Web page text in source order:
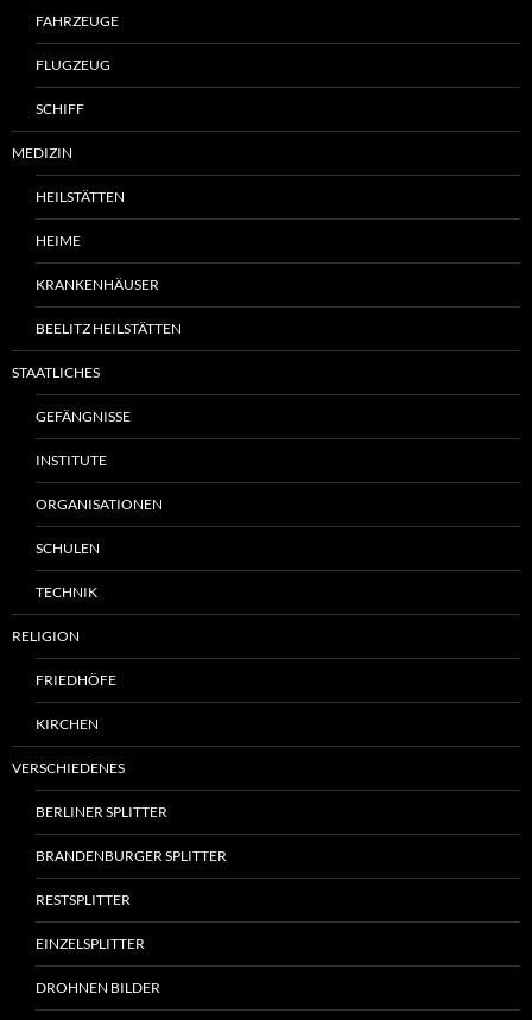
FAHRZEUGE
FLUGZEUG
SCHIFF
MEDIZIN
HEILSTÄTTEN
HEIME
KRANKENHÄUSER
BEELITZ HEILSTÄTTEN
STAATLICHES
GEFÄNGNISSE
INSTITUTE
ORGANISATIONEN
SCHULEN
TECHNIK
RELIGION
FRIEDHÖFE
KIRCHEN
VERSCHIEDENES
BERLINER SPLITTER
BRANDENBURGER SPLITTER
RESTSPLITTER
EINZELSPLITTER
DROHNEN BILDER